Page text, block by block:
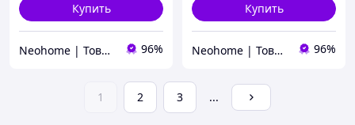
Купить
Neohome | Товары для дома и дачи 96%
Купить
Neohome | Товары для дома и дачи 96%
1 2 3 ...